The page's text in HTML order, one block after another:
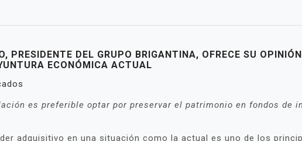
PRESIDENTE DEL GRUPO BRIGANTINA, OFRECE SU
ECONÓMICA ACTUAL
es preferible optar por preservar el patrimonio en fondos de
adquisitivo en una situación como la actual es uno de los